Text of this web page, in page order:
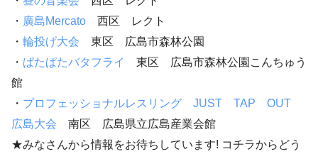
・ 廣島Mercato 西区 レクト
・ 輪投げ大会 東区 広島市森林公園
・ ぱたぱたバタフライ
東区 広島市森林公園こんちゅう
館
・ プロフェッショナルレスリング JUST TAP OUT
広島大会 南区 広島県立広島産業会館
★みなさんから情報をお待ちしています! コチラからどう